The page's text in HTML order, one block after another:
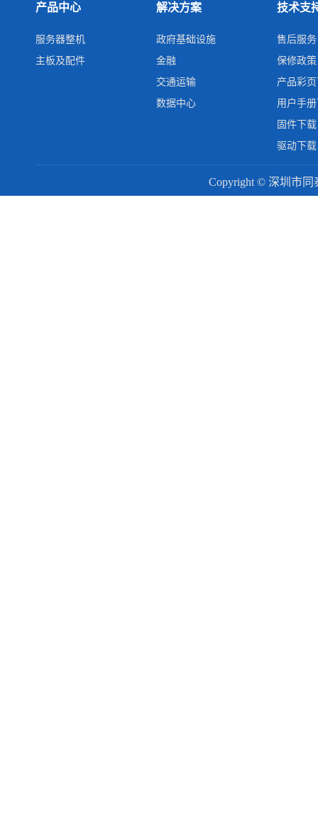
产品中心
服务器整机
主板及配件
解决方案
政府基础设施
金融
交通运输
数据中心
技术支
售后服务
保修政策
产品彩
用户手
固件下载
驱动下载
Copyright © 深圳市同